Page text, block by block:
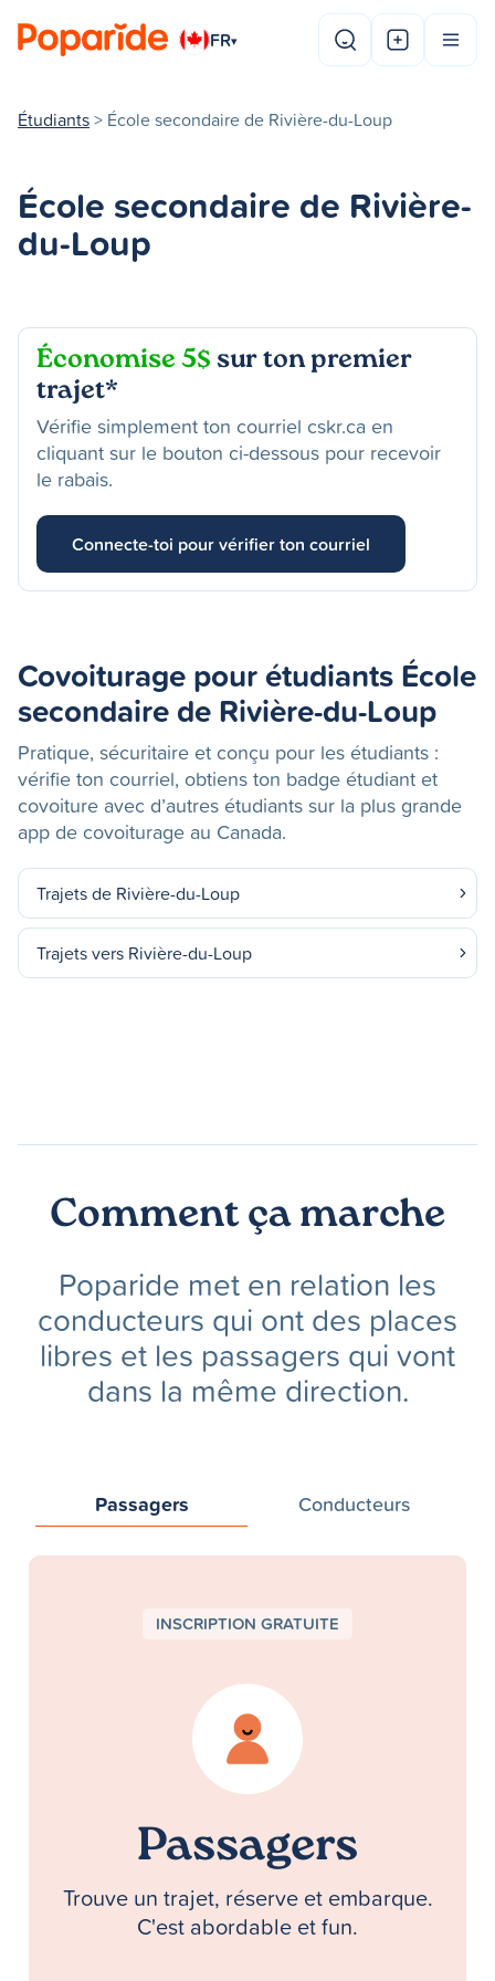
FR▾
Étudiants> École secondaire de Rivière-du-Loup
École secondaire de Rivière-
du-Loup
Économise 5$ sur ton premier
trajet*
Vérifie simplement ton courriel cskr.ca en
cliquant sur le bouton ci-dessous pour recevoir
le rabais.
Connecte-toi pour vérifier ton courriel
Covoiturage pour étudiants École
secondaire de Rivière-du-Loup
Pratique, sécuritaire et conçu pour les étudiants :
vérifie ton courriel, obtiens ton badge étudiant et
covoiture avec d’autres étudiants sur la plus grande
app de covoiturage au Canada.
Trajets de Rivière-du-Loup
Trajets vers Rivière-du-Loup
Comment ça marche
Poparide met en relation les
conducteurs qui ont des places
libres et les passagers qui vont
dans la même direction.
Passagers Conducteurs
INSCRIPTION GRATUITE
Passagers
Trouve un trajet, réserve et embarque.
C'est abordable et fun.